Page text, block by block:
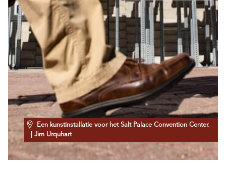
Een kunstinstallatie voor het Salt Palace Convention Center.
| Jim Urquhart